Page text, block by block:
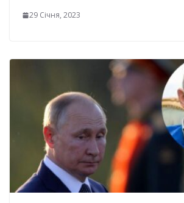
29 Січня, 2023